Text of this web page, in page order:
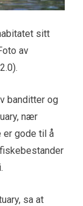
sitt
av
banditter og
nær
er gode til å
sa at